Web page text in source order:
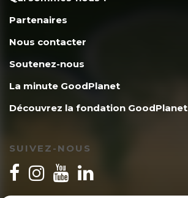
Partenaires
Nous contacter
Soutenez-nous
La minute GoodPlanet
Découvrez la fondation GoodPlanet
SUIVEZ-NOUS